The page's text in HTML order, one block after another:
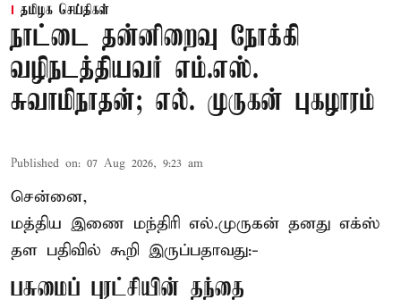
தமிழக செய்திகள்
நாட்டை தன்னிறைவு நோக்கி
வழிநடத்தியவர் எம்.எஸ்.
சுவாமிநாதன்; எல். முருகன் புகழாரம்
Published on: 07 Aug 2026, 9:23 am
சென்னை,
மத்திய இணை மந்திரி எல்.முருகன் தனது எக்ஸ்
தள பதிவில் கூறி இருப்பதாவது:-
பசுமைப் புரட்சியின் தந்தை